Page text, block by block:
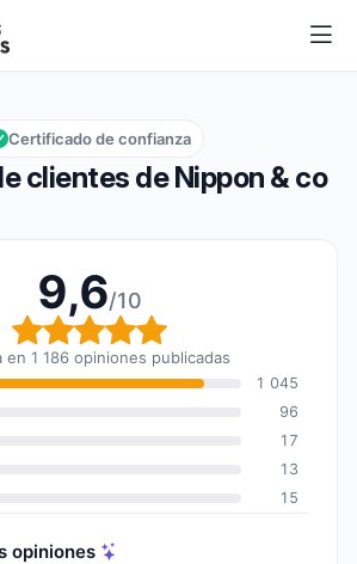
de 10
clientes de Nippon & co
Certificado de confianza
9,6/10
Calificación global: 9,6
en 1 186 opiniones publicadas
1 045
96
17
13
15
opiniones